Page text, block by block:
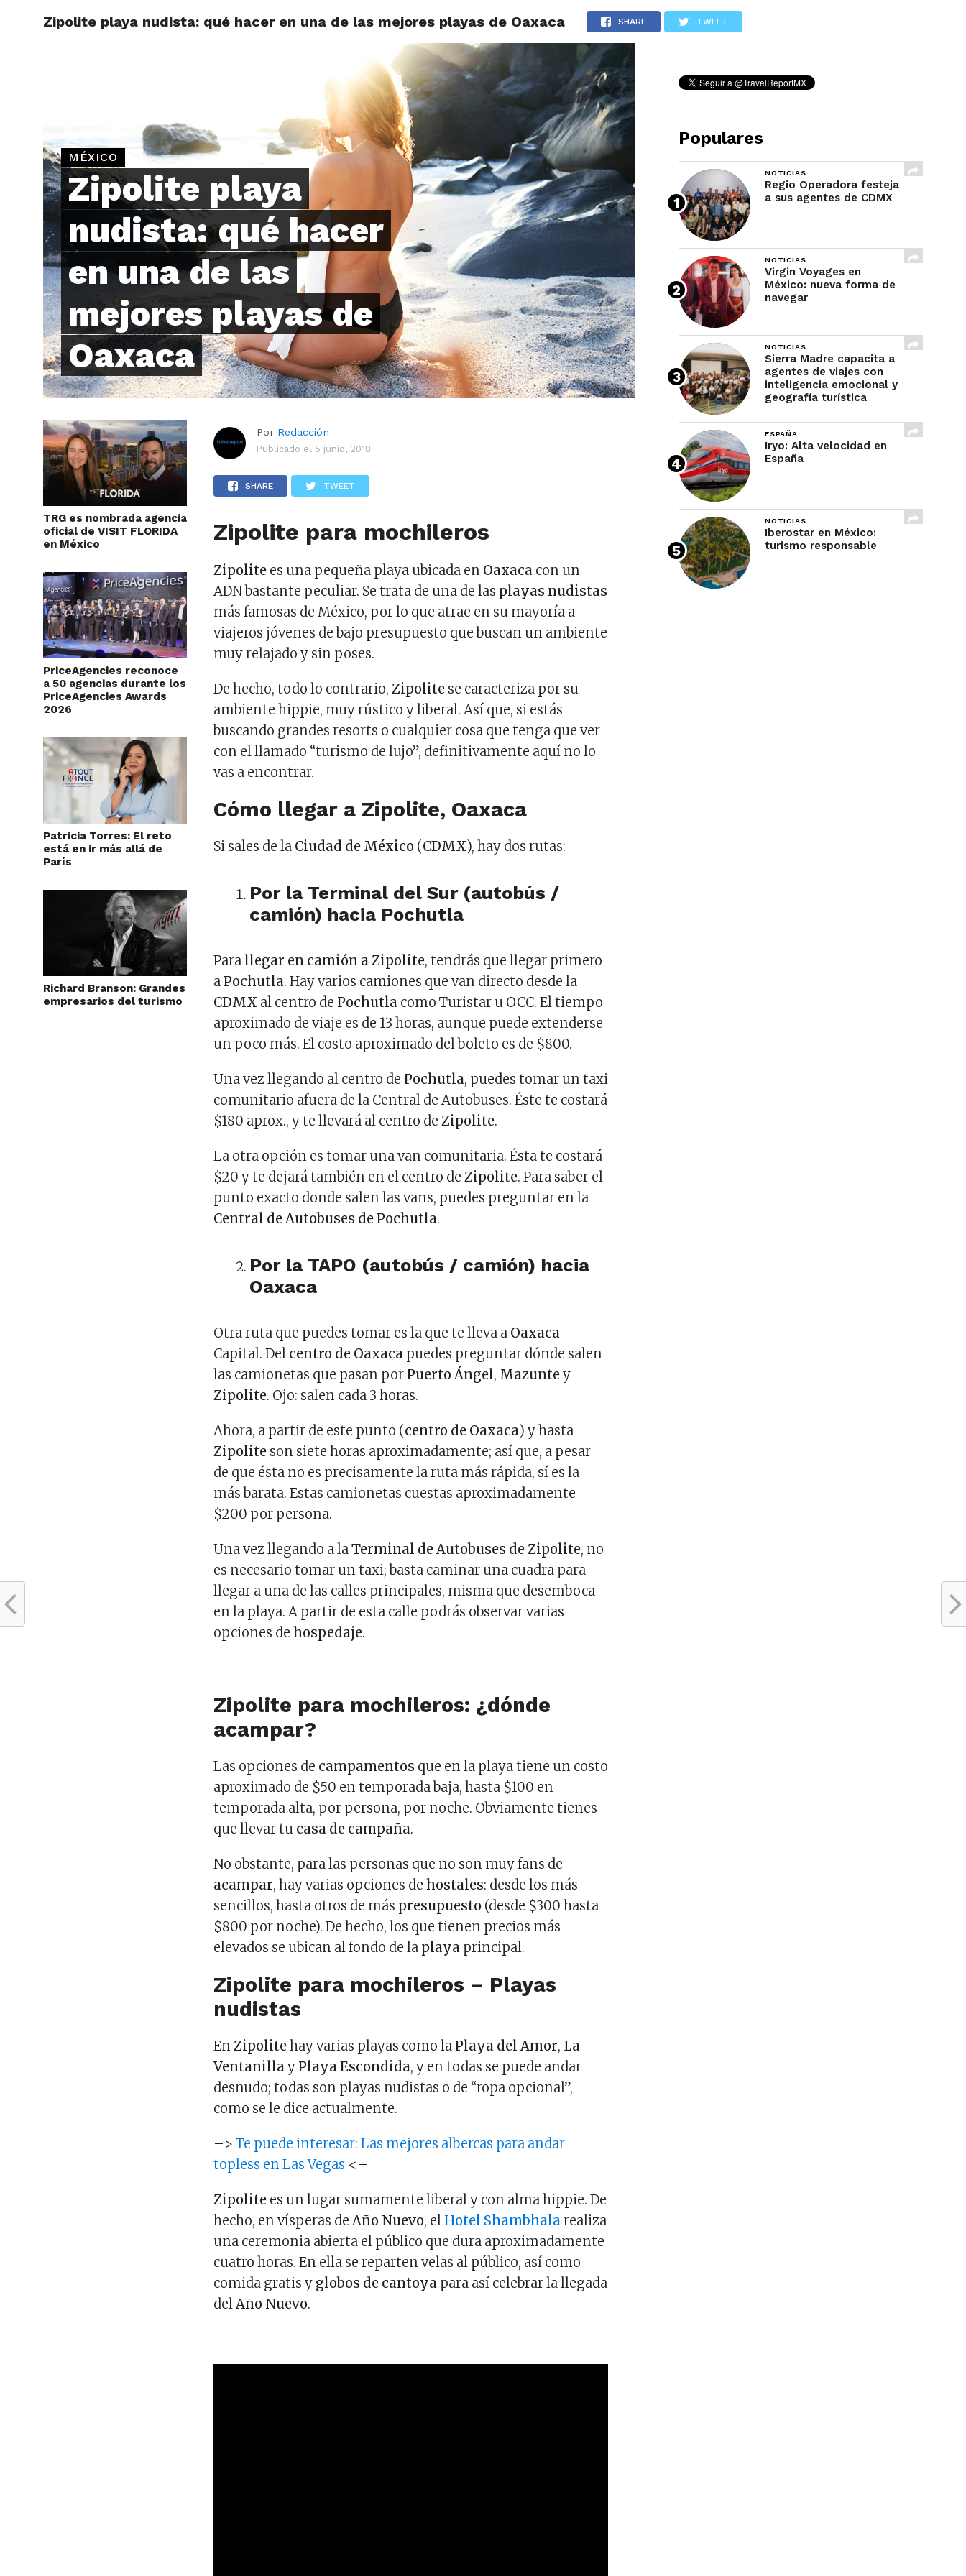
ARTÍCULOS REVIEWS EVENTOS GASTRONOMÍA NOTICIAS REVISTA
Zipolite playa nudista: qué hacer en una de las mejores playas de Oaxaca SHARE TWEET
MÉXICO
Zipolite playa
nudista: qué hacer
en una de las
mejores playas de
Oaxaca
TRG es nombrada agencia
oficial de VISIT FLORIDA
en México
PriceAgencies reconoce
a 50 agencias durante los
PriceAgencies Awards
2026
Patricia Torres: El reto
está en ir más allá de
París
Richard Branson: Grandes
empresarios del turismo
Por Redacción
Publicado el 5 junio, 2018
SHARE TWEET
Zipolite para mochileros
Zipolite es una pequeña playa ubicada en Oaxaca con un
ADN bastante peculiar. Se trata de una de las playas nudistas
más famosas de México, por lo que atrae en su mayoría a
viajeros jóvenes de bajo presupuesto que buscan un ambiente
muy relajado y sin poses.
De hecho, todo lo contrario,Zipolite se caracteriza por su
ambiente hippie, muy rústico y liberal. Así que, si estás
buscando grandes resorts o cualquier cosa que tenga que ver
con el llamado “turismo de lujo”, definitivamente aquí no lo
vas a encontrar.
Cómo llegar a Zipolite, Oaxaca
Si sales de la Ciudad de México (CDMX), hay dos rutas:
Por la Terminal del Sur (autobús /
camión) hacia Pochutla
Para llegar en camión a Zipolite, tendrás que llegar primero
a Pochutla. Hay varios camiones que van directo desde la
CDMX al centro de Pochutla como Turistar u OCC. El tiempo
aproximado de viaje es de 13 horas, aunque puede extenderse
un poco más. El costo aproximado del boleto es de $800.
Una vez llegando al centro de Pochutla, puedes tomar un taxi
comunitario afuera de la Central de Autobuses. Éste te costará
$180 aprox., y te llevará al centro deZipolite.
La otra opción es tomar una van comunitaria. Ésta te costará
$20 y te dejará también en el centro deZipolite. Para saber el
punto exacto donde salen las vans, puedes preguntar en la
Central de Autobuses de Pochutla.
Por la TAPO (autobús / camión) hacia
Oaxaca
Otra ruta que puedes tomar es la que te lleva a Oaxaca
Capital. Del centro de Oaxaca puedes preguntar dónde salen
las camionetas que pasan por Puerto Ángel, Mazuntey
Zipolite. Ojo: salen cada 3 horas.
Ahora, a partir de este punto (centro de Oaxaca) y hasta
Zipolite son siete horas aproximadamente; así que, a pesar
de que ésta no es precisamente la ruta más rápida, sí es la
más barata. Estas camionetas cuestas aproximadamente
$200 por persona.
Una vez llegando a laTerminal de Autobuses de Zipolite, no
es necesario tomar un taxi; basta caminar una cuadra para
llegar a una de las calles principales, misma que desemboca
en la playa. A partir de esta calle podrás observar varias
opciones dehospedaje.
Zipolite para mochileros: ¿dónde
acampar?
Las opciones de campamentos que en la playa tiene un costo
aproximado de $50 en temporada baja, hasta $100 en
temporada alta, por persona, por noche. Obviamente tienes
que llevar tu casa de campaña.
No obstante, para las personas que no son muy fans de
acampar, hay varias opciones dehostales: desde los más
sencillos, hasta otros de más presupuesto (desde $300 hasta
$800 por noche). De hecho, los que tienen precios más
elevados se ubican al fondo de la playa principal.
Zipolite para mochileros – Playas
nudistas
EnZipolitehay varias playas como la Playa del Amor, La
Ventanillay Playa Escondida, y en todas se puede andar
desnudo; todas son playas nudistas o de “ropa opcional”,
como se le dice actualmente.
–>Te puede interesar: Las mejores albercas para andar
topless en Las Vegas <–
Zipolite es un lugar sumamente liberal y con alma hippie. De
hecho, en vísperas deAño Nuevo, el Hotel Shambhalarealiza
una ceremonia abierta el público que dura aproximadamente
cuatro horas. En ella se reparten velas al público, así como
comida gratis y globos de cantoya para así celebrar la llegada
delAño Nuevo.
Populares
NOTICIAS
Regio Operadora festeja
a sus agentes de CDMX
NOTICIAS
Virgin Voyages en
México: nueva forma de
navegar
NOTICIAS
Sierra Madre capacita a
agentes de viajes con
inteligencia emocional y
geografía turística
ESPAÑA
Iryo: Alta velocidad en
España
NOTICIAS
Iberostar en México:
turismo responsable